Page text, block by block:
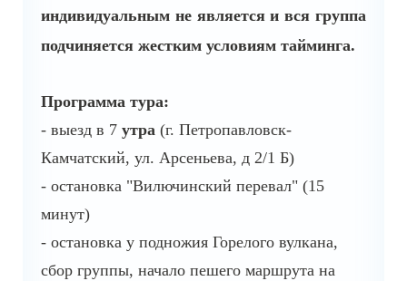
индивидуальным не является и вся группа
подчиняется жестким условиям тайминга.
Программа тура:
- выезд в 7 утра (г. Петропавловск-
Камчатский, ул. Арсеньева, д 2/1 Б)
- остановка "Вилючинский перевал" (15
минут)
- остановка у подножия Горелого вулкана,
сбор группы, начало пешего маршрута на